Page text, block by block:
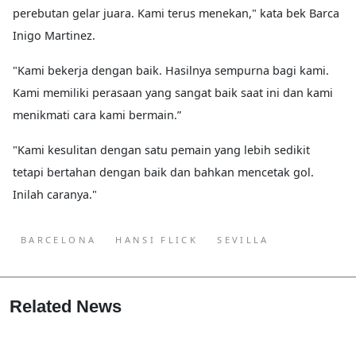
perebutan gelar juara. Kami terus menekan," kata bek Barca
Inigo Martinez.
"Kami bekerja dengan baik. Hasilnya sempurna bagi kami.
Kami memiliki perasaan yang sangat baik saat ini dan kami
menikmati cara kami bermain.”
"Kami kesulitan dengan satu pemain yang lebih sedikit
tetapi bertahan dengan baik dan bahkan mencetak gol.
Inilah caranya."
BARCELONA HANSI FLICK SEVILLA
Related News